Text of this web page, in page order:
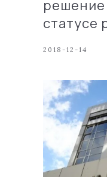
статусе
2018-12-14